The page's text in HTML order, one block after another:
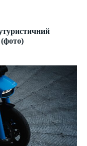
(фото)